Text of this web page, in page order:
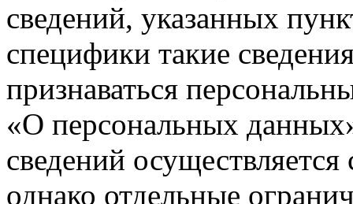
сведений, указанных
специфики такие
признаваться
«О персональных
сведений
однако отдельные